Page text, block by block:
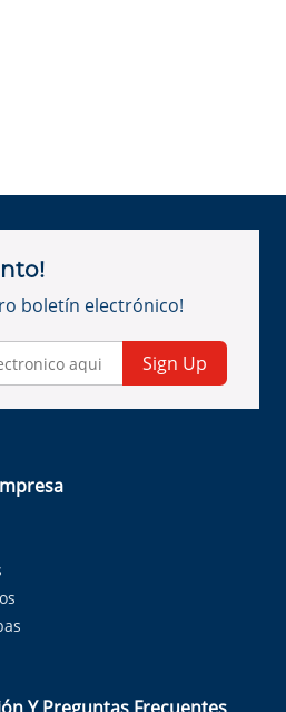
boletín electrónico!
Sign Up